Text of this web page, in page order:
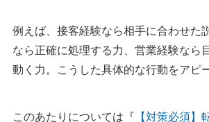
例えば、接客経験なら相手に合わせた
なら正確に処理する力、営業経験なら
動く力。こうした具体的な行動をアピ
このあたりについては『 【対策必須】